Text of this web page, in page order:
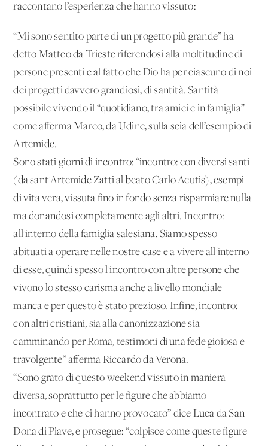
raccontano l’esperienza che hanno vissuto:
“Mi sono sentito parte di un progetto più grande” ha
detto Matteo da Trieste riferendosi alla moltitudine di
persone presenti e al fatto che Dio ha per ciascuno di noi
dei progetti davvero grandiosi, di santità. Santità
possibile vivendo il “quotidiano, tra amici e in famiglia”
come afferma Marco, da Udine, sulla scia dell’esempio di
Artemide.
Sono stati giorni di incontro: “incontro: con diversi santi
(da sant'Artemide Zatti al beato Carlo Acutis), esempi
di vita vera, vissuta fino in fondo senza risparmiare nulla
ma donandosi completamente agli altri. Incontro:
all'interno della famiglia salesiana. Siamo spesso
abituati a operare nelle nostre case e a vivere all'interno
di esse, quindi spesso l'incontro con altre persone che
vivono lo stesso carisma anche a livello mondiale
manca e per questo è stato prezioso. Infine, incontro:
con altri cristiani, sia alla canonizzazione sia
camminando per Roma, testimoni di una fede gioiosa e
travolgente” afferma Riccardo da Verona.
“Sono grato di questo weekend vissuto in maniera
diversa, soprattutto per le figure che abbiamo
incontrato e che ci hanno provocato” dice Luca da San
Dona di Piave, e prosegue: “colpisce come queste figure